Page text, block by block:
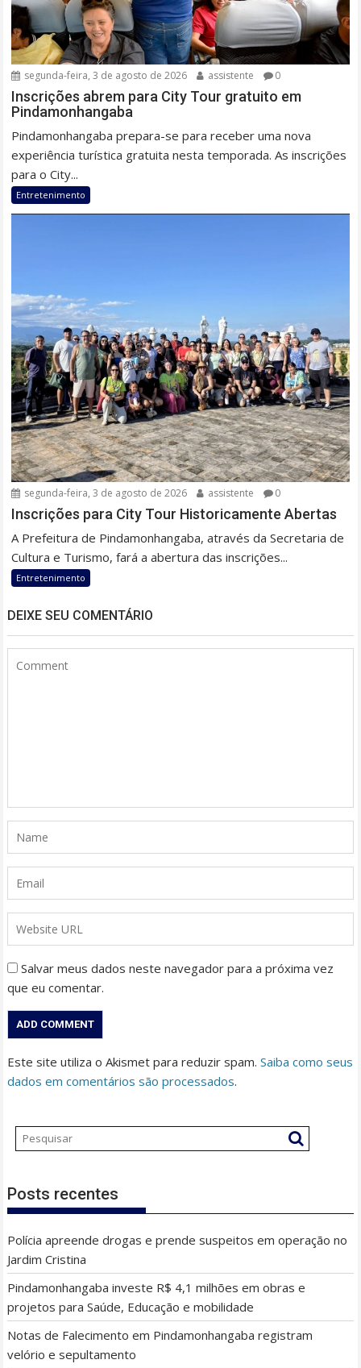
segunda-feira, 3 de agosto de 2026 assistente 0
Inscrições abrem para City Tour gratuito em
Pindamonhangaba
Pindamonhangaba prepara-se para receber uma nova
experiência turística gratuita nesta temporada. As inscrições
para o City...
Entretenimento
segunda-feira, 3 de agosto de 2026 assistente 0
Inscrições para City Tour Historicamente Abertas
A Prefeitura de Pindamonhangaba, através da Secretaria de
Cultura e Turismo, fará a abertura das inscrições...
Entretenimento
DEIXE SEU COMENTÁRIO
Salvar meus dados neste navegador para a próxima vez
que eu comentar.
Este site utiliza o Akismet para reduzir spam.Saiba como seus
dados em comentários são processados.
Posts recentes
Polícia apreende drogas e prende suspeitos em operação no
Jardim Cristina
Pindamonhangaba investe R$ 4,1 milhões em obras e
projetos para Saúde, Educação e mobilidade
Notas de Falecimento em Pindamonhangaba registram
velório e sepultamento